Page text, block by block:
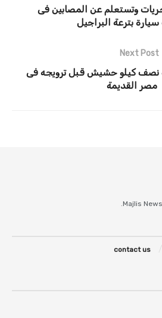
وتستعلم عن المصابين فى
سيارة بترعة البراجيل
Next Post
نصف كيلو حشيش قبل ترويجه فى
مصر القديمة
Majlis News
contact us